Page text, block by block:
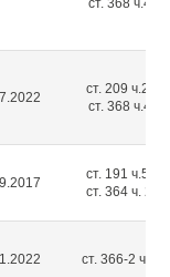
ст. 368 ч.4
ст. 209 ч.2,
ст. 368 ч.4
ст. 191 ч.5,
ст. 364 ч. 2
ст. 366-2 ч.1